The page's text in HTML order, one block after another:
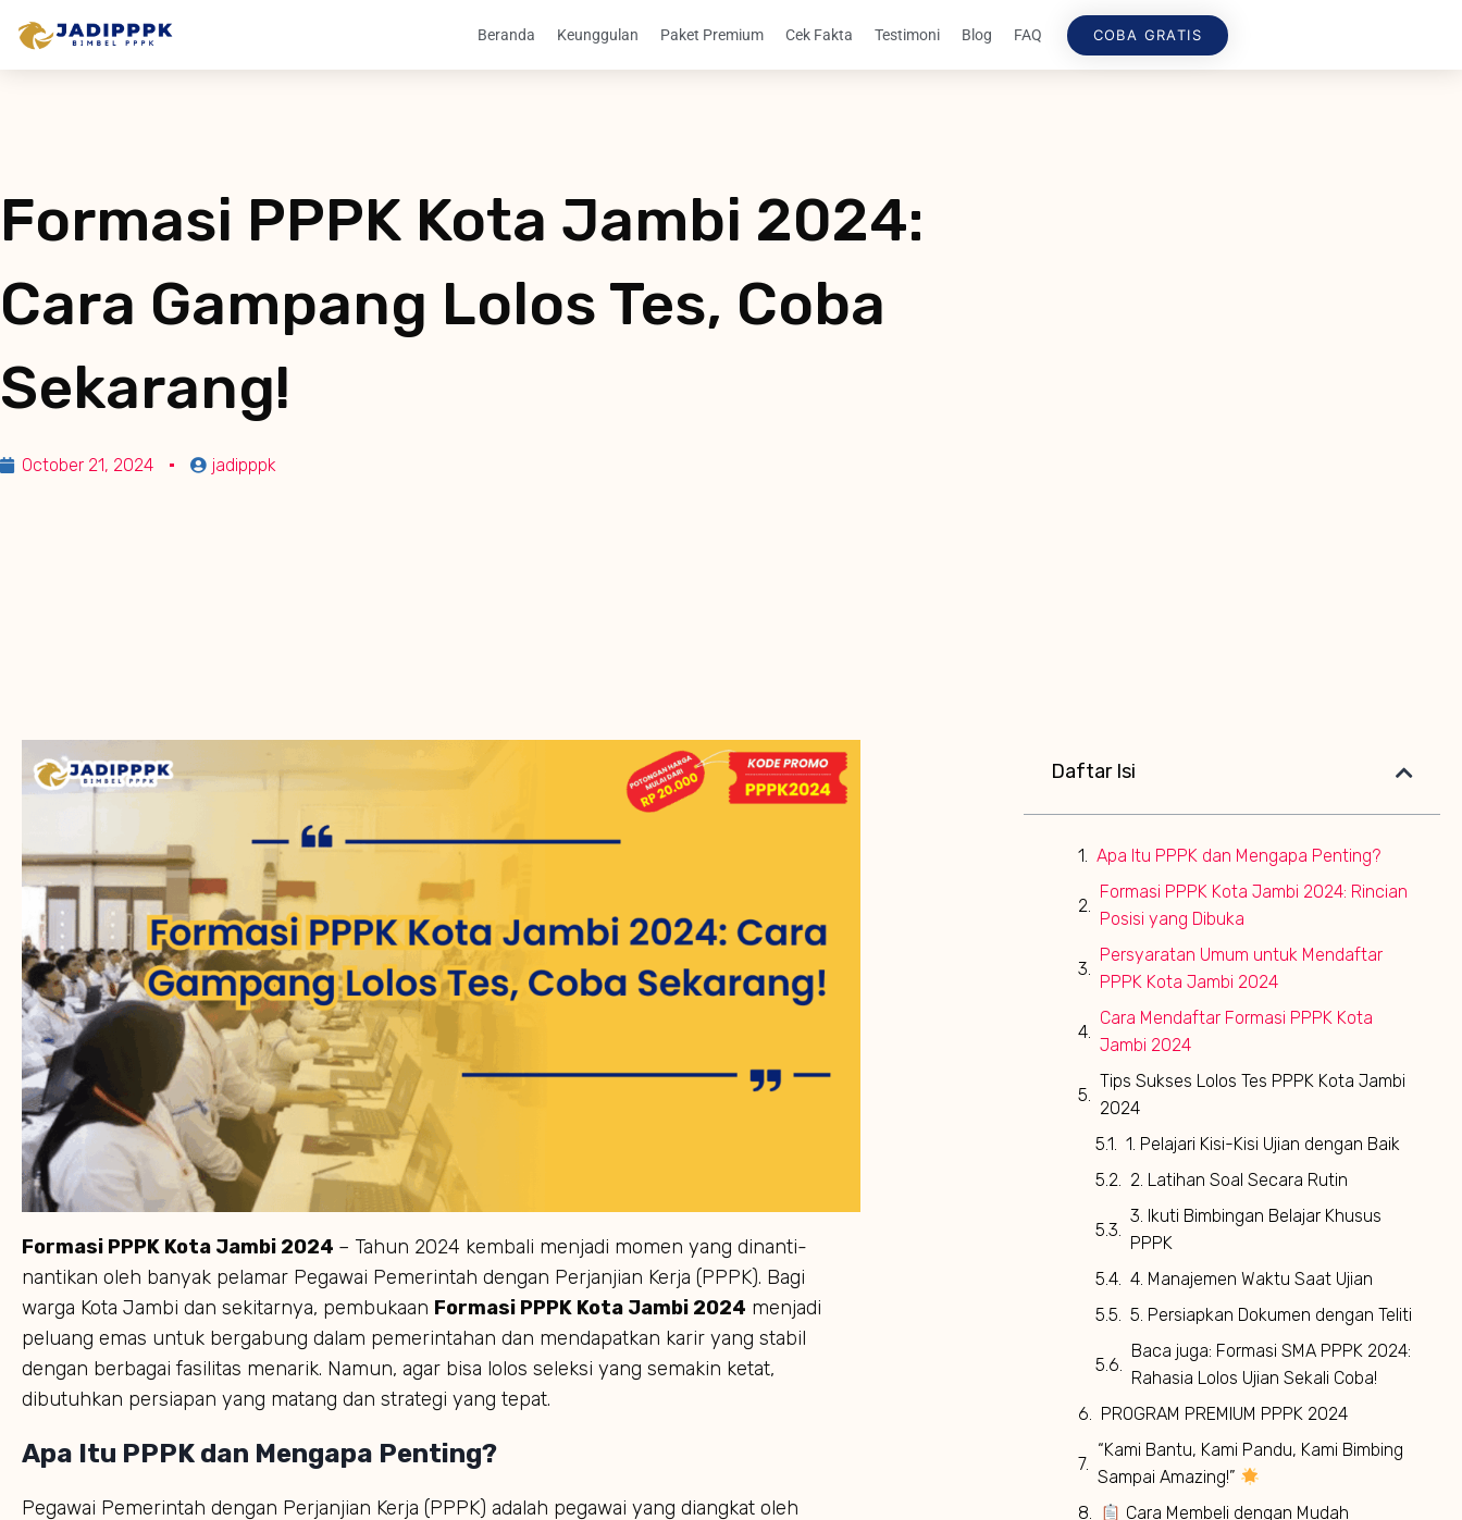
Beranda Keunggulan Paket Premium Cek Fakta Testimoni Blog FAQ COBA GRATIS
Formasi PPPK Kota Jambi 2024:
Cara Gampang Lolos Tes, Coba
Sekarang!
October 21, 2024 jadipppk
Formasi PPPK Kota Jambi 2024 – Tahun 2024 kembali menjadi momen yang dinanti-
nantikan oleh banyak pelamar Pegawai Pemerintah dengan Perjanjian Kerja (PPPK). Bagi
warga Kota Jambi dan sekitarnya, pembukaan Formasi PPPK Kota Jambi 2024 menjadi
peluang emas untuk bergabung dalam pemerintahan dan mendapatkan karir yang stabil
dengan berbagai fasilitas menarik. Namun, agar bisa lolos seleksi yang semakin ketat,
dibutuhkan persiapan yang matang dan strategi yang tepat.
Apa Itu PPPK dan Mengapa Penting?
Pegawai Pemerintah dengan Perjanjian Kerja (PPPK) adalah pegawai yang diangkat oleh
Daftar Isi
Apa Itu PPPK dan Mengapa Penting?
Formasi PPPK Kota Jambi 2024: Rincian
Posisi yang Dibuka
Persyaratan Umum untuk Mendaftar
PPPK Kota Jambi 2024
Cara Mendaftar Formasi PPPK Kota
Jambi 2024
Tips Sukses Lolos Tes PPPK Kota Jambi
2024
1. Pelajari Kisi-Kisi Ujian dengan Baik
2. Latihan Soal Secara Rutin
3. Ikuti Bimbingan Belajar Khusus
PPPK
4. Manajemen Waktu Saat Ujian
5. Persiapkan Dokumen dengan Teliti
Baca juga: Formasi SMA PPPK 2024:
Rahasia Lolos Ujian Sekali Coba!
PROGRAM PREMIUM PPPK 2024
“Kami Bantu, Kami Pandu, Kami Bimbing
Sampai Amazing!”
Cara Membeli dengan Mudah